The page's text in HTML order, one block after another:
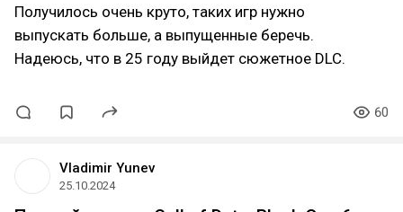
Получилось очень круто, таких игр нужно
выпускать больше, а выпущенные беречь.
Надеюсь, что в 25 году выйдет сюжетное DLC.
60
Vladimir Yunev
25.10.2024